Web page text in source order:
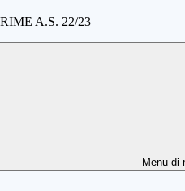
A.S. 22/23
Menu di